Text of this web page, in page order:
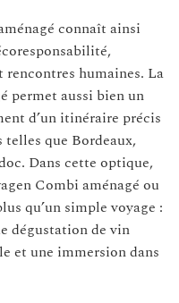
connaît ainsi
humaines. La
permet aussi bien un
d’un itinéraire précis
que Bordeaux,
Dans cette optique,
Combi aménagé ou
qu’un simple voyage :
dégustation de vin
et une immersion dans